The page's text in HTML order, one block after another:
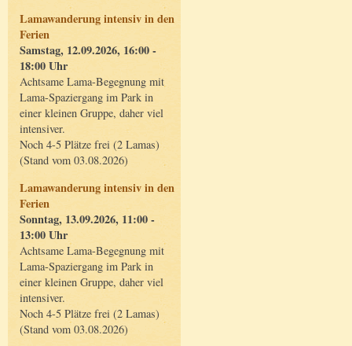
Lamawanderung intensiv in den
Ferien
Samstag, 12.09.2026, 16:00 -
18:00 Uhr
Achtsame Lama-Begegnung mit
Lama-Spaziergang im Park in
einer kleinen Gruppe, daher viel
intensiver.
Noch 4-5 Plätze frei (2 Lamas)
(Stand vom 03.08.2026)
Lamawanderung intensiv in den
Ferien
Sonntag, 13.09.2026, 11:00 -
13:00 Uhr
Achtsame Lama-Begegnung mit
Lama-Spaziergang im Park in
einer kleinen Gruppe, daher viel
intensiver.
Noch 4-5 Plätze frei (2 Lamas)
(Stand vom 03.08.2026)